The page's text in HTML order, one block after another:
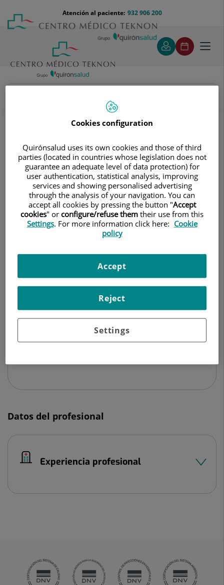
contenido
Menú
teléfono
cabecera
932 906 200
Atención al paciente:
Francesc Domènec Vallribera Valls
Francesc DomènecVallribera Valls
FACULTATIVO ESPECIALISTA CIR. GENERAL Y DIGESTIVA
CIRUGÍA GENERAL Y DEL APARATO DIGESTIVO
Pedir cita
Centro Médico Teknon
C/ Vilana, 12
Datos del profesional
Experiencia profesional
Cookies configuration
Quirónsalud uses its own cookies and those of third
parties (located in countries whose legislation does not
guarantee an adequate level of data protection) for
user authentication, statistical analysis, improving
services and showing personalised advertising
through the analysis of your navigation. You can
accept all cookies by pressing the button "Accept
cookies" or configure/refuse them their use from this
Settings. For more information click here: Cookie
policy
Settings
Reject
Accept